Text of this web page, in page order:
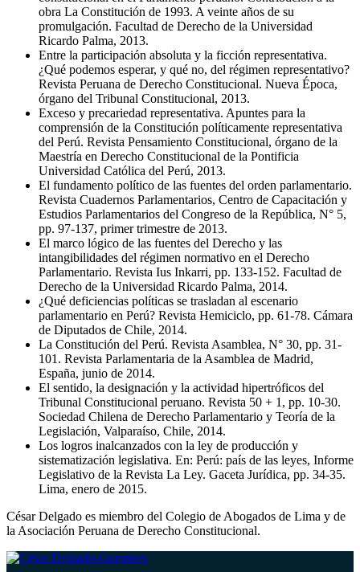
obra La Constitución de 1993. A veinte años de su
promulgación. Facultad de Derecho de la Universidad
Ricardo Palma, 2013.
Entre la participación absoluta y la ficción representativa.
¿Qué podemos esperar, y qué no, del régimen representativo?
Revista Peruana de Derecho Constitucional. Nueva Época,
órgano del Tribunal Constitucional, 2013.
Exceso y precariedad representativa. Apuntes para la
comprensión de la Constitución políticamente representativa
del Perú. Revista Pensamiento Constitucional, órgano de la
Maestría en Derecho Constitucional de la Pontificia
Universidad Católica del Perú, 2013.
El fundamento político de las fuentes del orden parlamentario.
Revista Cuadernos Parlamentarios, Centro de Capacitación y
Estudios Parlamentarios del Congreso de la República, N° 5,
pp. 97-137, primer trimestre de 2013.
El marco lógico de las fuentes del Derecho y las
intangibilidades del régimen normativo en el Derecho
Parlamentario. Revista Ius Inkarri, pp. 133-152. Facultad de
Derecho de la Universidad Ricardo Palma, 2014.
¿Qué deficiencias políticas se trasladan al escenario
parlamentario en Perú? Revista Hemiciclo, pp. 61-78. Cámara
de Diputados de Chile, 2014.
La Constitución del Perú. Revista Asamblea, N° 30, pp. 31-
101. Revista Parlamentaria de la Asamblea de Madrid,
España, junio de 2014.
El sentido, la designación y la actividad hipertróficos del
Tribunal Constitucional peruano. Revista 50 + 1, pp. 10-30.
Sociedad Chilena de Derecho Parlamentario y Teoría de la
Legislación, Valparaíso, Chile, 2014.
Los logros inalcanzados con la ley de producción y
sistematización legislativa. En: Perú: país de las leyes, Informe
Legislativo de la Revista La Ley. Gaceta Jurídica, pp. 34-35.
Lima, enero de 2015.
César Delgado es miembro del Colegio de Abogados de Lima y de
la Asociación Peruana de Derecho Constitucional.